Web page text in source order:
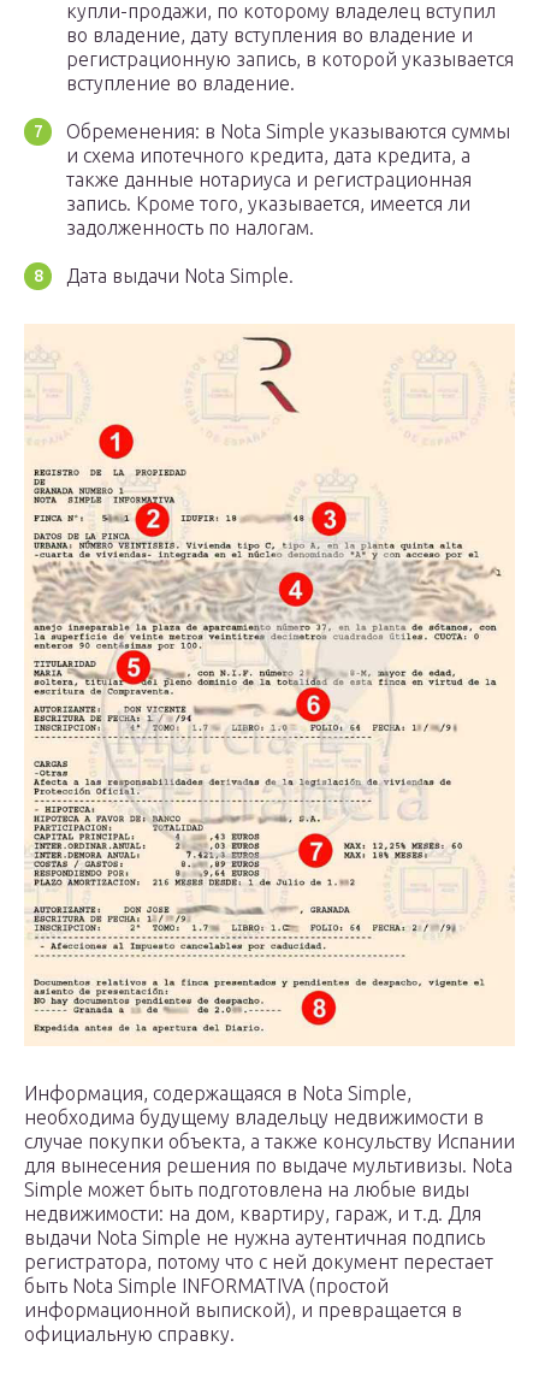
купли-продажи, по которому владелец вступил
во владение, дату вступления во владение и
регистрационную запись, в которой указывается
вступление во владение.
Обременения: в Nota Simple указываются суммы
и схема ипотечного кредита, дата кредита, а
также данные нотариуса и регистрационная
запись. Кроме того, указывается, имеется ли
задолженность по налогам.
Дата выдачи Nota Simple.
Информация, содержащаяся в Nota Simple,
необходима будущему владельцу недвижимости в
случае покупки объекта, а также консульству Испании
для вынесения решения по выдаче мультивизы. Nota
Simple может быть подготовлена на любые виды
недвижимости: на дом, квартиру, гараж, и т.д. Для
выдачи Nota Simple не нужна аутентичная подпись
регистратора, потому что с ней документ перестает
быть Nota Simple INFORMATIVA (простой
информационной выпиской), и превращается в
официальную справку.